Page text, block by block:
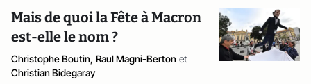
Mais de quoi la Fête à Macron
est-elle le nom ?
Christophe Boutin, Raul Magni-Berton et
Christian Bidegaray